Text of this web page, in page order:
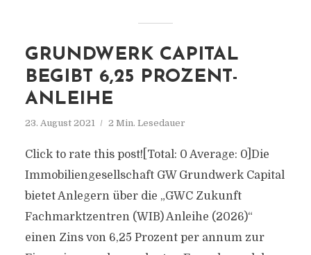
GRUNDWERK CAPITAL
BEGIBT 6,25 PROZENT-
ANLEIHE
23. August 2021 2 Min. Lesedauer
Click to rate this post![Total: 0 Average: 0]Die
Immobiliengesellschaft GW Grundwerk Capital
bietet Anlegern über die „GWC Zukunft
Fachmarktzentren (WIB) Anleihe (2026)“
einen Zins von 6,25 Prozent per annum zur